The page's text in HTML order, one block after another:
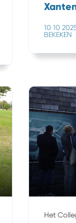
10 10
BEKEKEN
Het